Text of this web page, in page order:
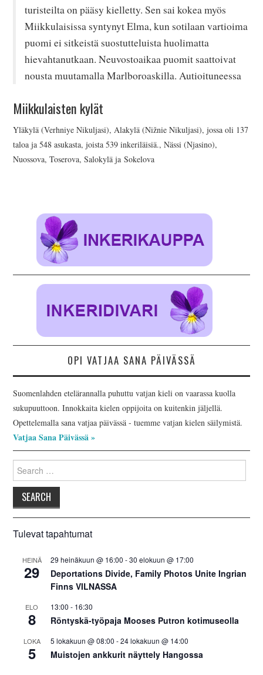
turisteilta on pääsy kielletty. Sen sai kokea myös
Miikkulaisissa syntynyt Elma, kun sotilaan vartioima
puomi ei sitkeistä suostutteluista huolimatta
hievahtanutkaan. Neuvostoaikaa puomit saattoivat
nousta muutamalla Marlboroaskilla. Autioituneessa
Miikkulaisten kylät
Yläkylä (Verhniye Nikuljasi), Alakylä (Nižnie Nikuljasi), jossa oli 137
taloa ja 548 asukasta, joista 539 inkeriläisiä., Nässi (Njasino),
Nuossova, Toserova, Salokylä ja Sokelova
OPI VATJAA SANA PÄIVÄSSÄ
Suomenlahden etelärannalla puhuttu vatjan kieli on vaarassa kuolla
sukupuuttoon. Innokkaita kielen oppijoita on kuitenkin jäljellä.
Opettelemalla sana vatjaa päivässä - tuemme vatjan kielen säilymistä.
Vatjaa Sana Päivässä »
Search
for:
Tulevat tapahtumat
HEINÄ
29
29 heinäkuun @ 16:00 -30 elokuun @ 17:00
Deportations Divide, Family Photos Unite Ingrian
Finns VILNASSA
ELO
8
13:00 - 16:30
Röntyskä-työpaja Mooses Putron kotimuseolla
LOKA
5
5 lokakuun @ 08:00 -24 lokakuun @ 14:00
Muistojen ankkurit näyttely Hangossa